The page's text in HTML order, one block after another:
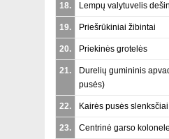
18. Lempų valytuvelis
19. Priešrūkiniai žibintai
20. Priekinės grotelės
21.
Durelių gumininis
pusės)
22. Kairės pusės slenksčiai
23. Centrinė garso kolonele